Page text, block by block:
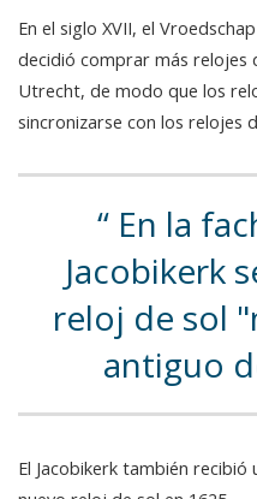
En el siglo XVII, el
decidió comprar más relojes
Utrecht, de modo que los
sincronizarse con los relojes
En la
Jacobikerk
reloj de sol
antiguo
El Jacobikerk también recibió